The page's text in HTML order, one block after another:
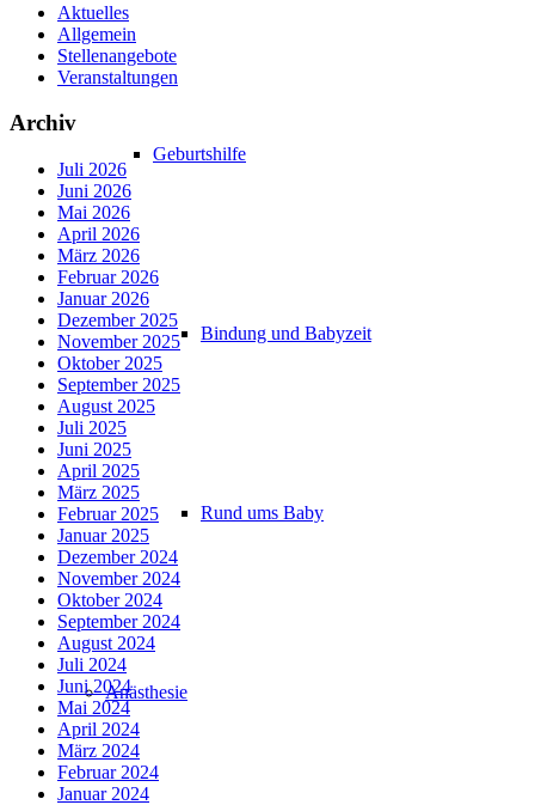
Geburtshilfe
Bindung und Babyzeit
Rund ums Baby
Anästhesie
Aktuelles
Allgemein
Stellenangebote
Veranstaltungen
Archiv
Juli 2026
Juni 2026
Mai 2026
April 2026
März 2026
Februar 2026
Januar 2026
Dezember 2025
November 2025
Oktober 2025
September 2025
August 2025
Juli 2025
Juni 2025
April 2025
März 2025
Februar 2025
Januar 2025
Dezember 2024
November 2024
Oktober 2024
September 2024
August 2024
Juli 2024
Juni 2024
Mai 2024
April 2024
März 2024
Februar 2024
Januar 2024